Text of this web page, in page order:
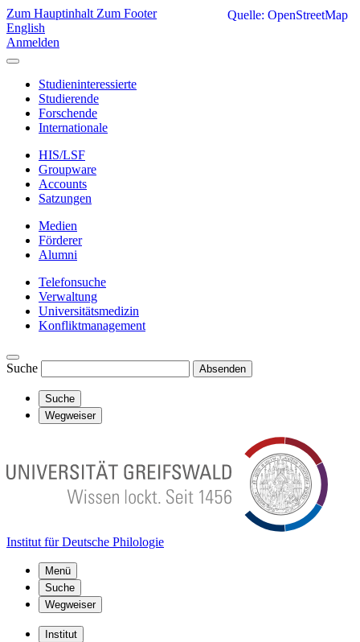
Zum Hauptinhalt Zum Footer
English
Anmelden
Studieninteressierte
Studierende
Forschende
Internationale
HIS/LSF
Groupware
Accounts
Satzungen
Medien
Förderer
Alumni
Telefonsuche
Verwaltung
Universitätsmedizin
Konfliktmanagement
Suche Absenden
Suche
Wegweiser
Institut für Deutsche Philologie
Menü
Suche
Wegweiser
Institut
Quelle: OpenStreetMap